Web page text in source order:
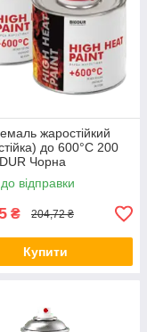
жаростійкий
до 600°C 200
Чорна
відправки
₴ 204,72 ₴
Купити